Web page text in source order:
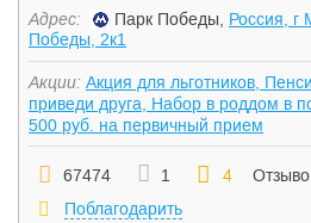
Адрес: Парк Победы, Россия, г
Победы, 2к1
Акции: Акция для льготников,
приведи друга, Набор в роддом в
500 руб. на первичный прием
67474 1 4
Поблагодарить